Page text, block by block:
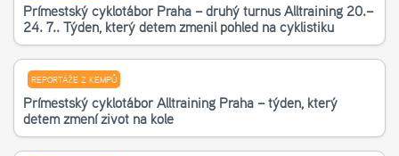
Příměstský cyklotábor Praha – druhý turnus Alltraining 20.–
24. 7.. Týden, který dětem změnil pohled na cyklistiku
REPORTÁŽE Z KEMPŮ
Příměstský cyklotábor Alltraining Praha – týden, který
dětem změní život na kole